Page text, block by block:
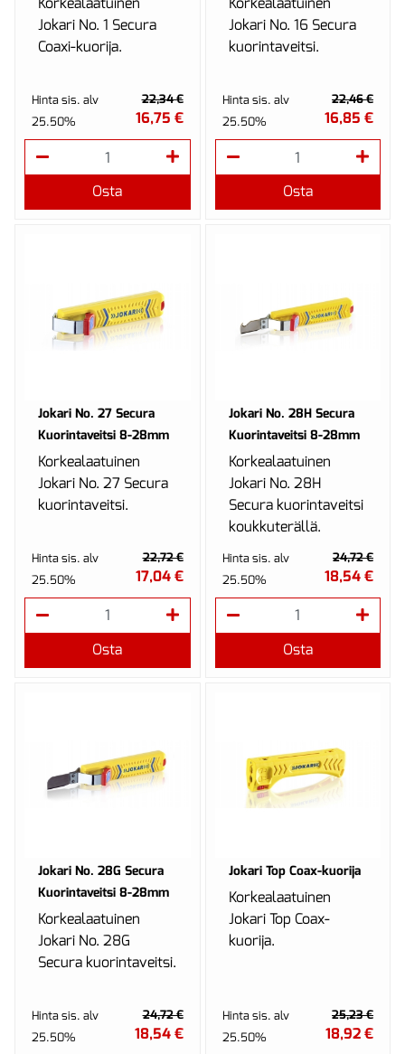
Jokari No. 1 Secura
Coaxi-kuorija.
Hinta sis. alv
25.50%
22,34 €
16,75 €
Osta
Jokari No. 16 Secura
kuorintaveitsi.
Hinta sis. alv
25.50%
22,46 €
16,85 €
Osta
Jokari No. 27 Secura
Kuorintaveitsi 8-28mm
Korkealaatuinen
Jokari No. 27 Secura
kuorintaveitsi.
Hinta sis. alv
25.50%
22,72 €
17,04 €
Osta
Jokari No. 28H Secura
Kuorintaveitsi 8-28mm
Korkealaatuinen
Jokari No. 28H
Secura kuorintaveitsi
koukkuterällä.
Hinta sis. alv
25.50%
24,72 €
18,54 €
Osta
Jokari No. 28G Secura
Kuorintaveitsi 8-28mm
Korkealaatuinen
Jokari No. 28G
Secura kuorintaveitsi.
Hinta sis. alv
25.50%
24,72 €
18,54 €
Jokari Top Coax-kuorija
Korkealaatuinen
Jokari Top Coax-
kuorija.
Hinta sis. alv
25.50%
25,23 €
18,92 €